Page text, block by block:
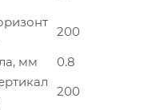
200
мм
0.8
200